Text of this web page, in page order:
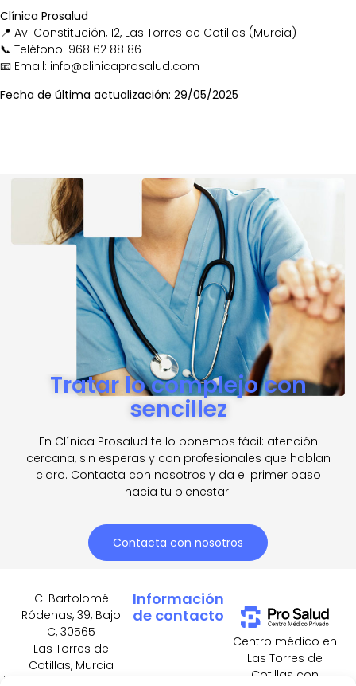
Clínica Prosalud
📍 Av. Constitución, 12, Las Torres de Cotillas (Murcia)
📞 Teléfono: 968 62 88 86
📧 Email: info@clinicaprosalud.com
Fecha de última actualización: 29/05/2025
Tratar lo complejo con
sencillez
En Clínica Prosalud te lo ponemos fácil: atención
cercana, sin esperas y con profesionales que hablan
claro. Contacta con nosotros y da el primer paso
hacia tu bienestar.
Contacta con nosotros
Centro médico en
Las Torres de
Cotillas con
Información
de contacto
C. Bartolomé
Ródenas, 39, Bajo
C, 30565
Las Torres de
Cotillas, Murcia
info@clinicaprosalud.es